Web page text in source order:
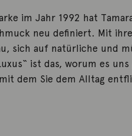
im Jahr 1992 hat
neu definiert. Mit
sich auf natürliche und
ist das, worum es
dem Sie dem Alltag